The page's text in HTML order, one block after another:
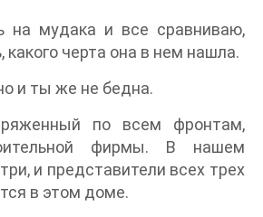
на мудака и все сравниваю,
черта она в нем нашла.
и ты же не бедна.
по всем фронтам,
фирмы. В нашем
и представители всех трех
в этом доме.